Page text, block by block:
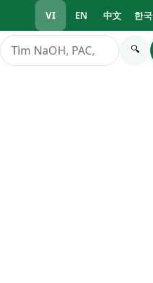
VI EN 中文 한
Tìm kiếm 🔍